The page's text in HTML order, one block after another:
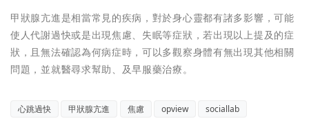
甲狀腺亢進是相當常見的疾病，對於身心靈都有諸多影響，可能
使人代謝過快或是出現焦慮、失眠等症狀，若出現以上提及的症
狀，且無法確認為何病症時，可以多觀察身體有無出現其他相關
問題，並就醫尋求幫助、及早服藥治療。
心跳過快 甲狀腺亢進 焦慮 opview sociallab